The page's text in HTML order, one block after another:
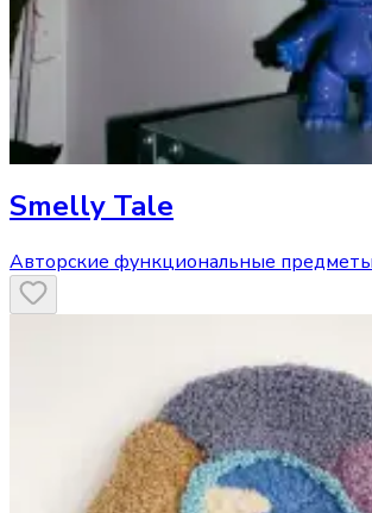
Smelly Tale
Авторские функциональные